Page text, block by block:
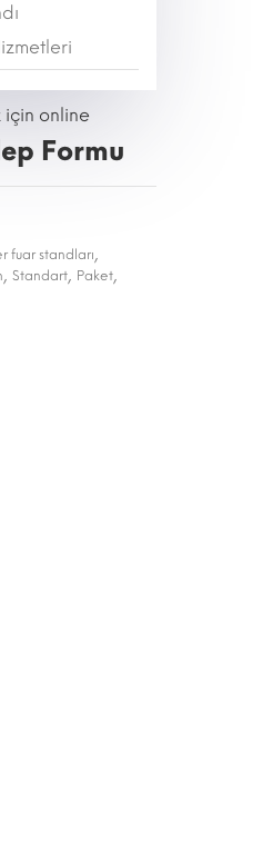
için online
Formu
fuar standları,
, Standart, Paket,